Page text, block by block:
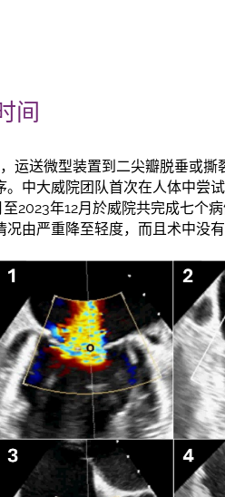
间
运送微型装置到二尖瓣脱垂或撕
中大威院团队首次在人体中尝
2023年12月於威院共完成七个
由严重降至轻度，而且术中没有